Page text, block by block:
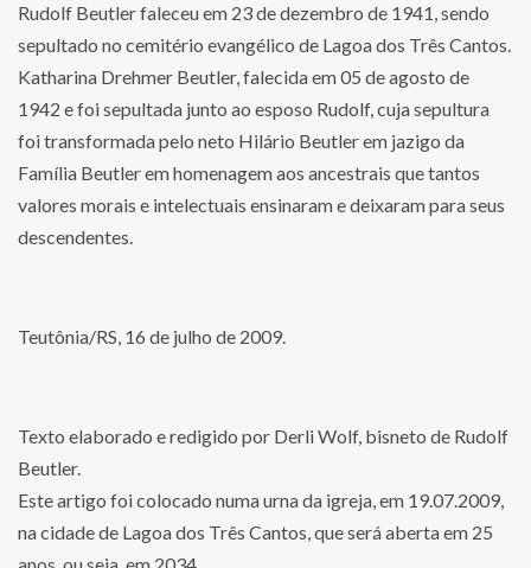
Rudolf Beutler faleceu em 23 de dezembro de 1941, sendo
sepultado no cemitério evangélico de Lagoa dos Três Cantos.
Katharina Drehmer Beutler, falecida em 05 de agosto de
1942 e foi sepultada junto ao esposo Rudolf, cuja sepultura
foi transformada pelo neto Hilário Beutler em jazigo da
Família Beutler em homenagem aos ancestrais que tantos
valores morais e intelectuais ensinaram e deixaram para seus
descendentes.
Teutônia/RS, 16 de julho de 2009.
Texto elaborado e redigido por Derli Wolf, bisneto de Rudolf
Beutler.
Este artigo foi colocado numa urna da igreja, em 19.07.2009,
na cidade de Lagoa dos Três Cantos, que será aberta em 25